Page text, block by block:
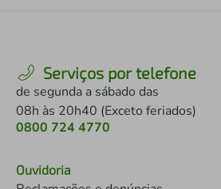
Serviços por telefone
de segunda a sábado das
08h às 20h40 (Exceto feriados)
0800 724 4770
Ouvidoria